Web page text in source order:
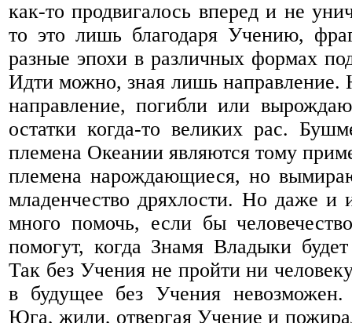
как-то продвигалось вперед и не
то это лишь благодаря Учению,
разные эпохи в различных формах
Идти можно, зная лишь направление.
направление, погибли или
остатки когда-то великих рас.
племена Океании являются тому
племена нарождающиеся, но
младенчество дряхлости. Но даже
много помочь, если бы
помогут, когда Знамя Владыки
Так без Учения не пройти ни
в будущее без Учения
Юга, жили, отвергая Учение и